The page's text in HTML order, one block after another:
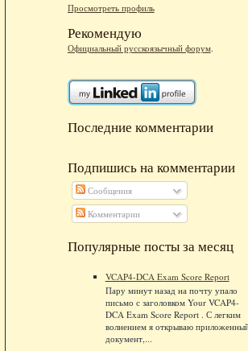
Просмотреть профиль
Рекомендую
Официальный русскоязычный форум.
Последние комментарии
Подпишись на комментарии
Сообщения
Комментарии
Популярные посты за месяц
VCAP4-DCA Exam Score Report
Пару минут назад на почту упало
письмо с заголовком Your VCAP4-
DCA Exam Score Report . С легким
волнением я открываю
документ,...